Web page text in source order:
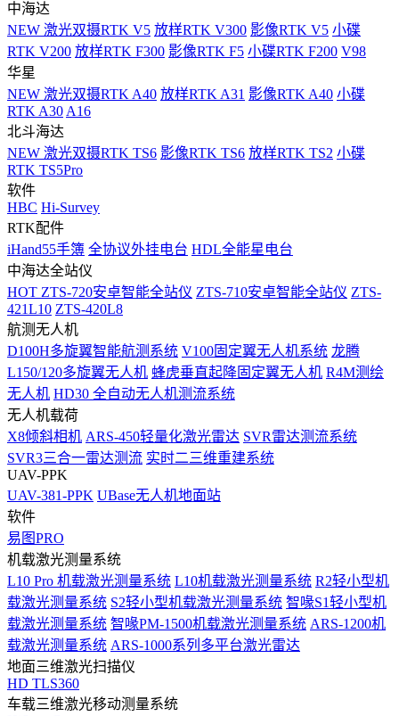
中海达
NEW 激光双摄RTK V5 放样RTK V300 影像RTK V5 小碟
RTK V200 放样RTK F300 影像RTK F5 小碟RTK F200 V98
华星
NEW 激光双摄RTK A40 放样RTK A31 影像RTK A40 小碟
RTK A30 A16
北斗海达
NEW 激光双摄RTK TS6 影像RTK TS6 放样RTK TS2 小碟
RTK TS5Pro
软件
HBC Hi-Survey
RTK配件
iHand55手簿 全协议外挂电台 HDL全能星电台
中海达全站仪
HOT ZTS-720安卓智能全站仪 ZTS-710安卓智能全站仪 ZTS-
421L10 ZTS-420L8
航测无人机
D100H多旋翼智能航测系统 V100固定翼无人机系统 龙腾
L150/120多旋翼无人机 蜂虎垂直起降固定翼无人机 R4M测绘
无人机 HD30 全自动无人机测流系统
无人机载荷
X8倾斜相机 ARS-450轻量化激光雷达 SVR雷达测流系统
SVR3三合一雷达测流 实时二三维重建系统
UAV-PPK
UAV-381-PPK UBase无人机地面站
软件
易图PRO
机载激光测量系统
L10 Pro 机载激光测量系统 L10机载激光测量系统 R2轻小型机
载激光测量系统 S2轻小型机载激光测量系统 智喙S1轻小型机
载激光测量系统 智喙PM-1500机载激光测量系统 ARS-1200机
载激光测量系统 ARS-1000系列多平台激光雷达
地面三维激光扫描仪
HD TLS360
车载三维激光移动测量系统